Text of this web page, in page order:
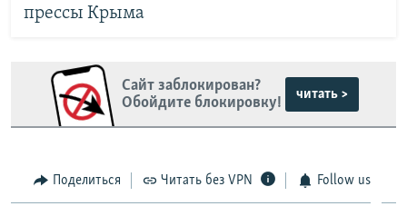
прессы Крыма
Сайт заблокирован?
Обойдите блокировку!
читать >
Поделиться Читать без VPN Follow us